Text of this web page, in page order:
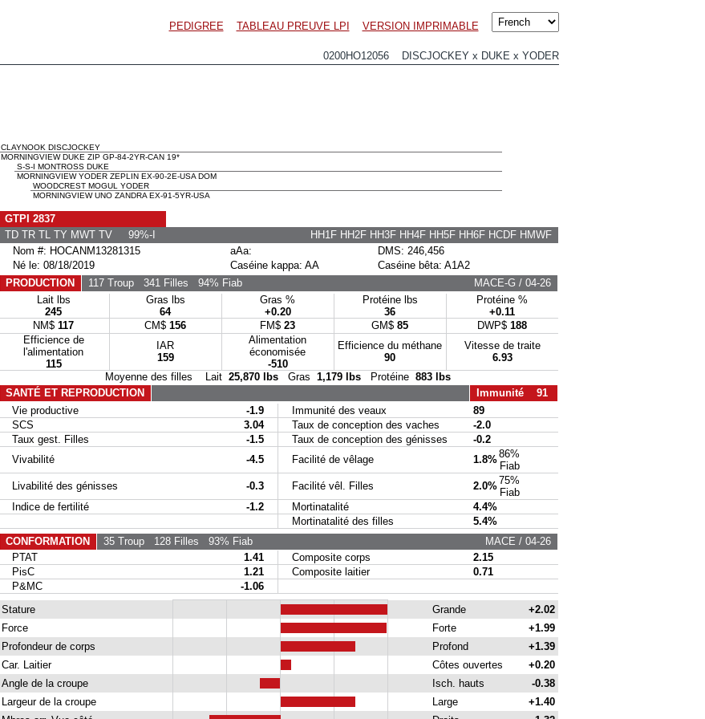
PEDIGREE TABLEAU PREUVE LPI VERSION IMPRIMABLE
0200HO12056 DISCJOCKEY x DUKE x YODER
CLAYNOOK DISCJOCKEY
MORNINGVIEW DUKE ZIP GP-84-2YR-CAN 19*
S-S-I MONTROSS DUKE
MORNINGVIEW YODER ZEPLIN EX-90-2E-USA DOM
WOODCREST MOGUL YODER
MORNINGVIEW UNO ZANDRA EX-91-5YR-USA
GTPI 2837
TD TR TL TY MWT TV 99%-I
HH1F HH2F HH3F HH4F HH5F HH6F HCDF HMWF
Nom #: HOCANM13281315
aAa:
DMS: 246,456
Né le: 08/18/2019
Caséine kappa: AA
Caséine bêta: A1A2
PRODUCTION
117 Troup341 Filles 94% Fiab
MACE-G / 04-26
Lait lbs
245
Gras lbs
64
Gras %
+0.20
Protéine lbs
36
Protéine %
+0.11
NM$ 117 CM$ 156 FM$ 23 GM$ 85 DWP$ 188
Efficience de
l'alimentation
115
IAR
159
Alimentation
économisée
-510
Efficience du méthane
90
Vitesse de traite
6.93
Moyenne des filles Lait 25,870 lbs Gras 1,179 lbs Protéine 883 lbs
SANTÉ ET REPRODUCTION
Immunité 91
Vie productive
-1.9 Immunité des veaux
89
SCS
3.04 Taux de conception des vaches
-2.0
Taux gest. Filles
-1.5 Taux de conception des génisses
-0.2
Vivabilité
-4.5 Facilité de vêlage 1.8%86%
Fiab
Livabilité des génisses
-0.3 Facilité vêl. Filles 2.0%75%
Fiab
Indice de fertilité
-1.2 Mortinatalité
4.4%
Mortinatalité des filles
5.4%
CONFORMATION
35 Troup128 Filles 93% Fiab
MACE / 04-26
PTAT
1.41 Composite corps
2.15
PisC
1.21 Composite laitier
0.71
P&MC
-1.06
Stature
Grande
+2.02
Force
Forte
+1.99
Profondeur de corps
Profond
+1.39
Car. Laitier
Côtes ouvertes
+0.20
Angle de la croupe
Isch. hauts
-0.38
Largeur de la croupe
Large
+1.40